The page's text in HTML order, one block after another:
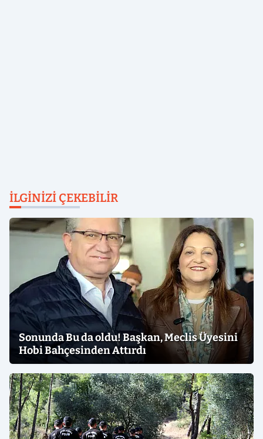
İLGINIZI ÇEKEBILIR
Sonunda Bu da oldu! Başkan, Meclis Üyesini
Hobi Bahçesinden Attırdı